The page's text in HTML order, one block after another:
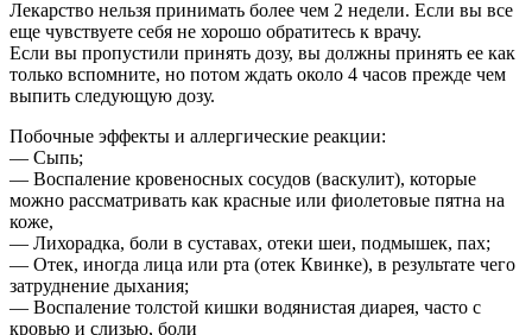
Лекарство нельзя принимать более чем 2 недели. Если вы все
еще чувствуете себя не хорошо обратитесь к врачу.
Если вы пропустили принять дозу, вы должны принять ее как
только вспомните, но потом ждать около 4 часов прежде чем
выпить следующую дозу.
Побочные эффекты и аллергические реакции:
— Сыпь;
— Воспаление кровеносных сосудов (васкулит), которые
можно рассматривать как красные или фиолетовые пятна на
коже,
— Лихорадка, боли в суставах, отеки шеи, подмышек, пах;
— Отек, иногда лица или рта (отек Квинке), в результате чего
затруднение дыхания;
— Воспаление толстой кишки водянистая диарея, часто с
кровью и слизью, боли